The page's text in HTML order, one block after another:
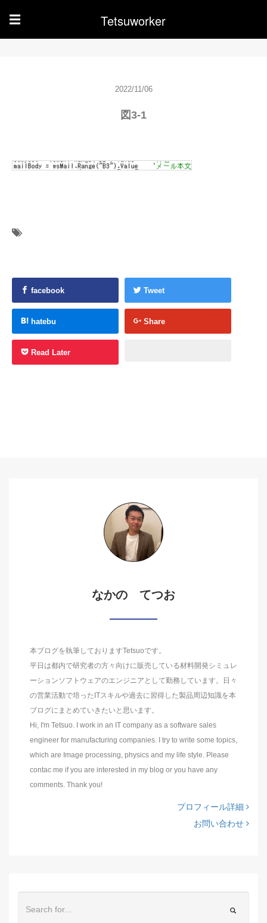
☰ Tetsuworker
2022/11/06
図3-1
facebook Tweet
hatebu Share
Read Later
なかの てつお
本ブログを執筆しておりますTetsuoです。
平日は都内で研究者の方々向けに販売している材料開発シミュレ
ーションソフトウェアのエンジニアとして勤務しています。日々
の営業活動で培ったITスキルや過去に習得した製品周辺知識を本
ブログにまとめていきたいと思います。
Hi, I'm Tetsuo. I work in an IT company as a software sales
engineer for manufacturing companies. I try to write some topics,
which are Image processing, physics and my life style. Please
contac me if you are interested in my blog or you have any
comments. Thank you!
プロフィール詳細
お問い合わせ